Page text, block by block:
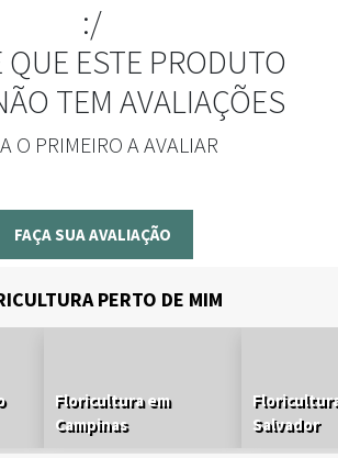
:/
QUE ESTE PRODUTO
TEM AVALIAÇÕES
O PRIMEIRO A AVALIAR
FAÇA SUA AVALIAÇÃO
PERTO DE MIM
Floricultura em
Campinas
Salvador